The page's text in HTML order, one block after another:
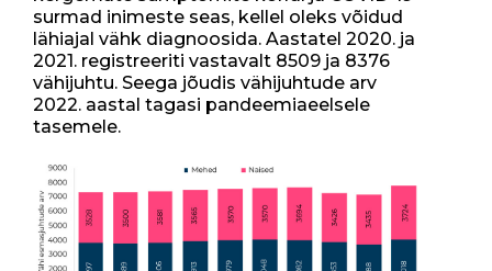
surmad inimeste seas, kellel oleks võidud
lähiajal vähk diagnoosida. Aastatel 2020. ja
2021. registreeriti vastavalt 8509 ja 8376
vähijuhtu. Seega jõudis vähijuhtude arv
2022. aastal tagasi pandeemiaeelsele
tasemele.